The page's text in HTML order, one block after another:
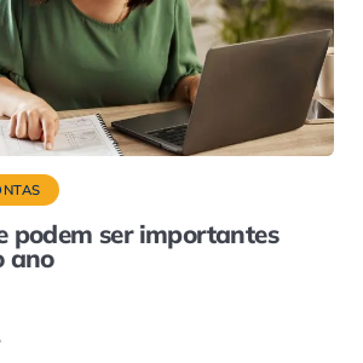
podem ser importantes
ano